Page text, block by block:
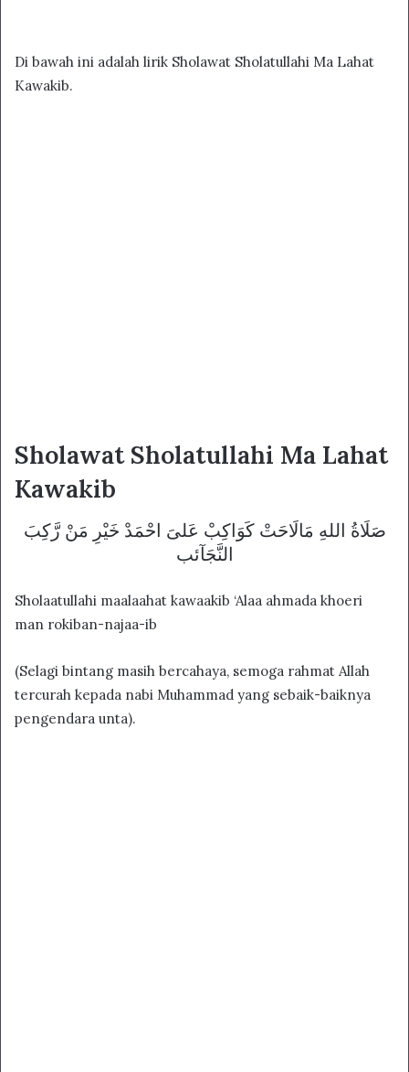
Di bawah ini adalah lirik Sholawat Sholatullahi Ma Lahat
Kawakib.
Sholawat Sholatullahi Ma Lahat
Kawakib
ﺻَﻠَﺎﺓُ ﺍﻟﻠﻪِ ﻣَﺎﻟَﺎﺣَﺖْ ﻛَﻮَﺍﻛِﺐْ ﻋَﻠﻰَ ﺍﺣْﻤَﺪْ ﺧَﻴْﺮِ ﻣَﻦْ ﺭَّﻛِﺐَ
ﺍﻟﻨَّﺠَﺂئب
Sholaatullahi maalaahat kawaakib ‘Alaa ahmada khoeri
man rokiban-najaa-ib
(Selagi bintang masih bercahaya, semoga rahmat Allah
tercurah kepada nabi Muhammad yang sebaik-baiknya
pengendara unta).